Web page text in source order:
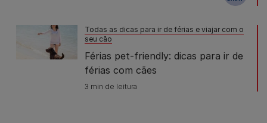
Todas as dicas para ir de férias e viajar com o
seu cão
Férias pet-friendly: dicas para ir de
férias com cães
3 min de leitura